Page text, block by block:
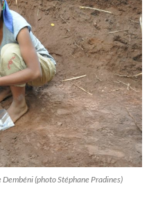
(photo Stéphane Pradines)